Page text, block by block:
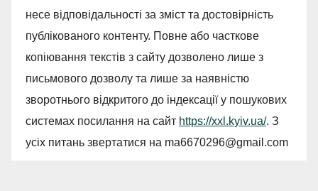
несе відповідальності за зміст та достовірність
публікованого контенту. Повне або часткове
копіювання текстів з сайту дозволено лише з
письмового дозволу та лише за наявністю
зворотнього відкритого до індексації у пошукових
системах посилання на сайт https://xxl.kyiv.ua/. З
усіх питань звертатися на ma6670296@gmail.com